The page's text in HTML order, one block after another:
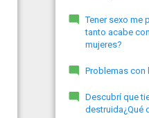
Tener sexo me
tanto acabe
mujeres?
Problemas con
Descubrí que
destruida¿Qué